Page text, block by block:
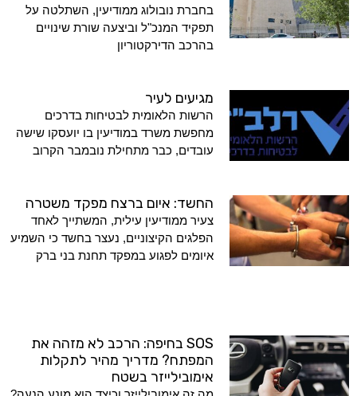
בחברת נובולוג ממודיעין, השתלטה על
תפקיד המנכ"ל וביצעה שורת שינויים
בהרכב הדירקטוריון
מגיעים לעיר
הרשות הלאומית לבטיחות בדרכים
מחפשת משרד במודיעין בו יועסקו שישה
עובדים, כבר מתחילת נובמבר הקרוב
החשד: איום ברצח מפקד משטרה
צעיר ממודיעין עילית, המשתייך לאחד
הפלגים הקיצוניים, נעצר בחשד כי השמיע
איומים לפגוע במפקד תחנת בני ברק
SOS בחיפה: הרכב לא מזהה את
המפתח? מדריך מהיר לתקלות
אימובילייזר בשטח